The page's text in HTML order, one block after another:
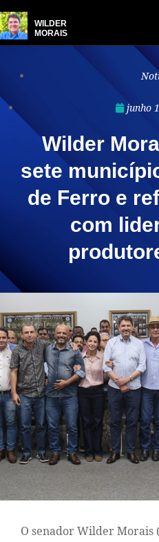
WILDER
MORAIS
junho
Wilder
sete
de Ferro e
com
O senador Wilder